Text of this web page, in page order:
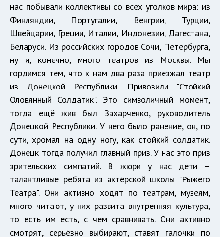
нас побывали коллективы со всех уголков мира: из
Финляндии, Португалии, Венгрии, Турции,
Швейцарии, Греции, Италии, Индонезии, Дагестана,
Беларуси. Из российских городов Сочи, Петербурга,
ну и, конечно, много театров из Москвы. Мы
гордимся тем, что к нам два раза приезжал театр
из Донецкой Республики. Привозили "Стойкий
Оловянный Солдатик". Это символичный момент,
тогда ещё жив был Захарченко, руководитель
Донецкой Республики. У него было ранение, он, по
сути, хромал на одну ногу, как стойкий солдатик.
Донецк тогда получил главный приз. У нас это приз
зрительских симпатий. В жюри у нас дети –
талантливые ребята из актёрской школы "Рыжего
Театра". Они активно ходят по театрам, музеям,
много читают, у них развита внутренняя культура,
то есть им есть, с чем сравнивать. Они активно
смотрят, серьёзно выбирают, ставят галочки по